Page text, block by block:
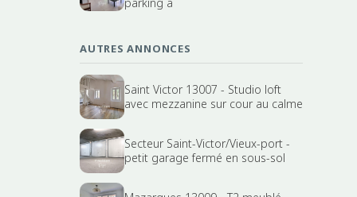
AUTRES ANNONCES
Saint Victor 13007 - Studio loft
avec mezzanine sur cour au calme
Secteur Saint-Victor/Vieux-port -
petit garage fermé en sous-sol